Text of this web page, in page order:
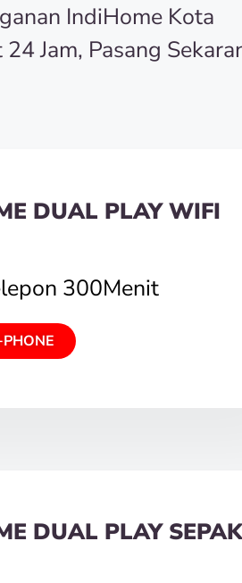
IndiHome Kota
Jam, Pasang
DUAL PLAY WIFI
300Menit
DUAL PLAY